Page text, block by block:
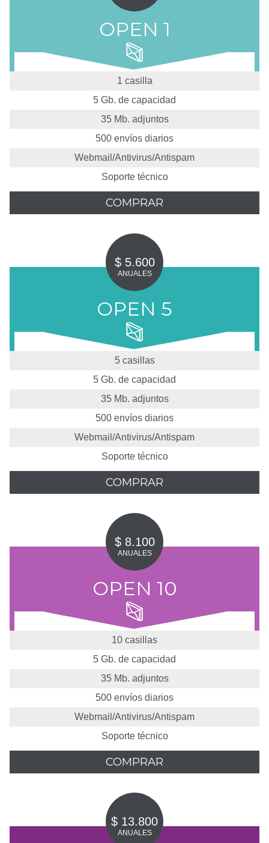
OPEN 1
1 casilla
5 Gb. de capacidad
35 Mb. adjuntos
500 envíos diarios
Webmail/Antivirus/Antispam
Soporte técnico
COMPRAR
$ 5.600
ANUALES
OPEN 5
5 casillas
5 Gb. de capacidad
35 Mb. adjuntos
500 envíos diarios
Webmail/Antivirus/Antispam
Soporte técnico
COMPRAR
$ 8.100
ANUALES
OPEN 10
10 casillas
5 Gb. de capacidad
35 Mb. adjuntos
500 envíos diarios
Webmail/Antivirus/Antispam
Soporte técnico
COMPRAR
$ 13.800
ANUALES